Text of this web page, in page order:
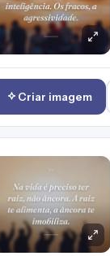
Criar imagem